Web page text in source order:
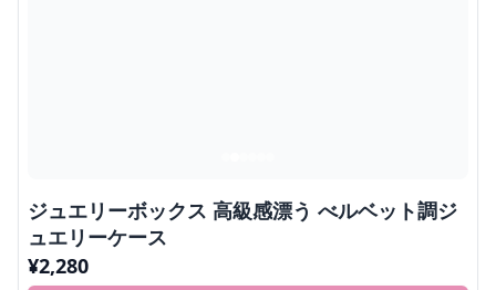
ジュエリーボックス 高級感漂う べルベット調ジ
ュエリーケース
¥2,280